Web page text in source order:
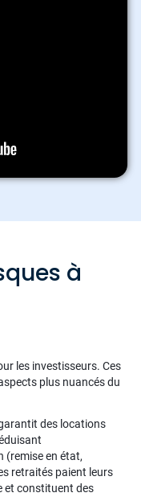
à
les investisseurs. Ces
plus nuancés du
des locations
(remise en état,
retraités paient leurs
et constituent des